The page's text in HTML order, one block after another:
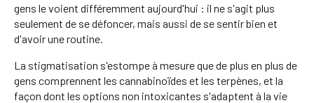
gens le voient différemment aujourd'hui : il ne s'agit plus
seulement de se défoncer, mais aussi de se sentir bien et
d'avoir une routine.
La stigmatisation s'estompe à mesure que de plus en plus de
gens comprennent les cannabinoïdes et les terpènes, et la
façon dont les options non intoxicantes s'adaptent à la vie